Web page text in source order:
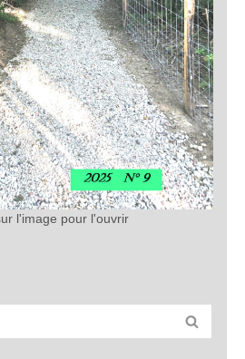
l'image pour l'ouvrir